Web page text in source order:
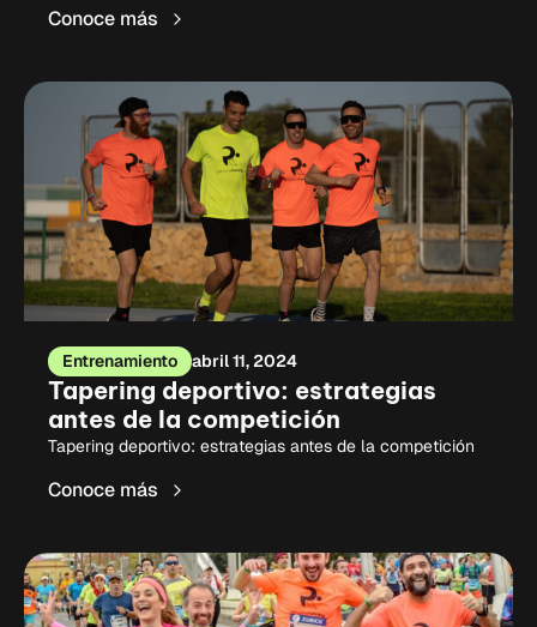
Conoce más
Entrenamiento abril 11, 2024
Tapering deportivo: estrategias
antes de la competición
Tapering deportivo: estrategias antes de la competición
Conoce más